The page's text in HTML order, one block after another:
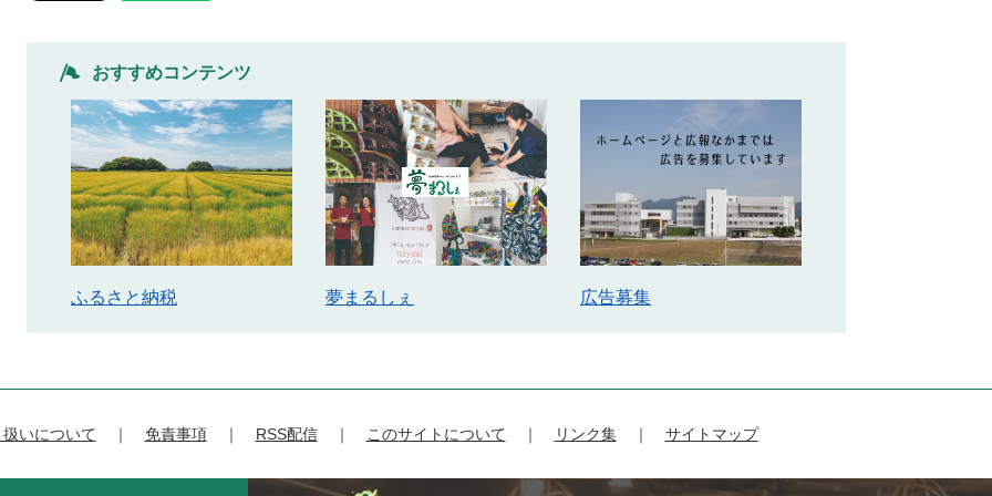
おすすめコンテンツ
ふるさと納税 夢まるしぇ 広告募集
いについて 免責事項 RSS配信 このサイトについて リンク集 サイトマップ